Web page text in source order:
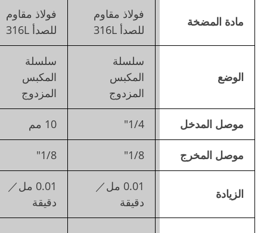
فولاذ مقاوم
للصدأ 316L
فولاذ مقاوم
للصدأ 316L
فولاذ مقاوم
للصدأ 316L
المكبس
سلسلة
المكبس
المزدوج
سلسلة
المكبس
المزدوج
1/4"
1/8"
0.01 مل／
دقيقة
0.01 مل／
دقيقة
0.1 ملل／
دقيقة